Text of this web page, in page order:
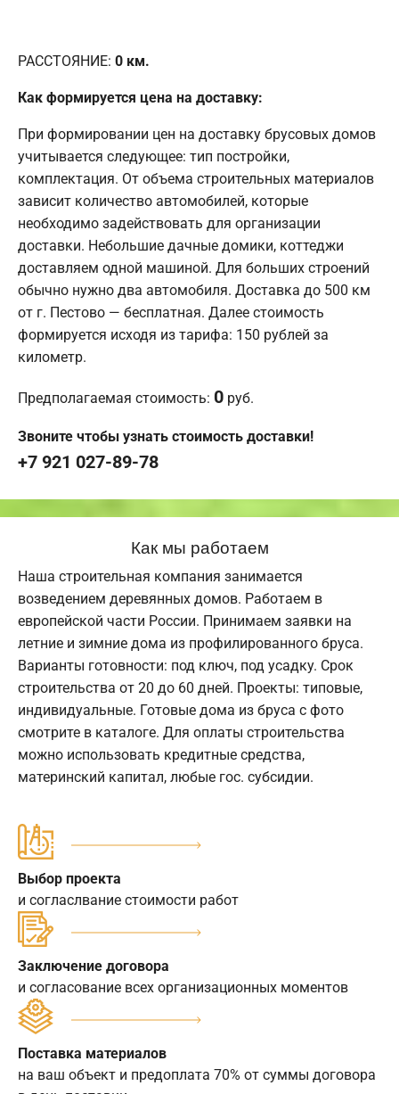
РАССТОЯНИЕ: 0 км.
Как формируется цена на доставку:
При формировании цен на доставку брусовых домов
учитывается следующее: тип постройки,
комплектация. От объема строительных материалов
зависит количество автомобилей, которые
необходимо задействовать для организации
доставки. Небольшие дачные домики, коттеджи
доставляем одной машиной. Для больших строений
обычно нужно два автомобиля. Доставка до 500 км
от г. Пестово — бесплатная. Далее стоимость
формируется исходя из тарифа: 150 рублей за
километр.
Предполагаемая стоимость: 0 руб.
Звоните чтобы узнать стоимость доставки!
+7 921 027-89-78
Как мы работаем
Наша строительная компания занимается
возведением деревянных домов. Работаем в
европейской части России. Принимаем заявки на
летние и зимние дома из профилированного бруса.
Варианты готовности: под ключ, под усадку. Срок
строительства от 20 до 60 дней. Проекты: типовые,
индивидуальные. Готовые дома из бруса с фото
смотрите в каталоге. Для оплаты строительства
можно использовать кредитные средства,
материнский капитал, любые гос. субсидии.
Выбор проекта
и согласлвание стоимости работ
Заключение договора
и согласование всех организационных моментов
Поставка материалов
на ваш объект и предоплата 70% от суммы договора